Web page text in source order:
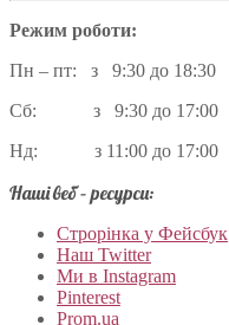
Режим роботи:
Пн – пт: з 9:30 до 18:30
Сб: з 9:30 до 17:00
Нд: з 11:00 до 17:00
Наші веб – ресурси:
Строрінка у Фейсбук
Наш Twitter
Ми в Instagram
Pinterest
Prom.ua